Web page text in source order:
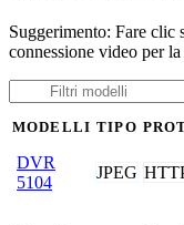
Suggerimento: Fare clic
connessione video per
MODELLI TIPO
DVR
5104
JPEG